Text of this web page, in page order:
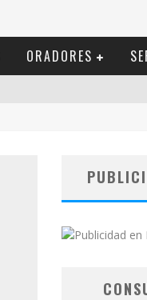
ORADORES